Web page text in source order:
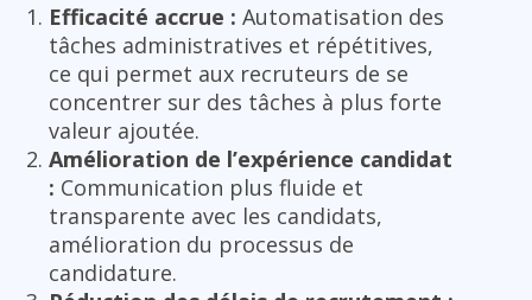
Efficacité accrue : Automatisation des
tâches administratives et répétitives,
ce qui permet aux recruteurs de se
concentrer sur des tâches à plus forte
valeur ajoutée.
Amélioration de l’expérience candidat
: Communication plus fluide et
transparente avec les candidats,
amélioration du processus de
candidature.